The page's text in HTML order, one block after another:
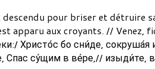
pour briser et détruire
apparu aux croyants. // Venez,
Христо́с бо сни́де, сокруша́я
су́щим в ве́ре,// изыди́те,